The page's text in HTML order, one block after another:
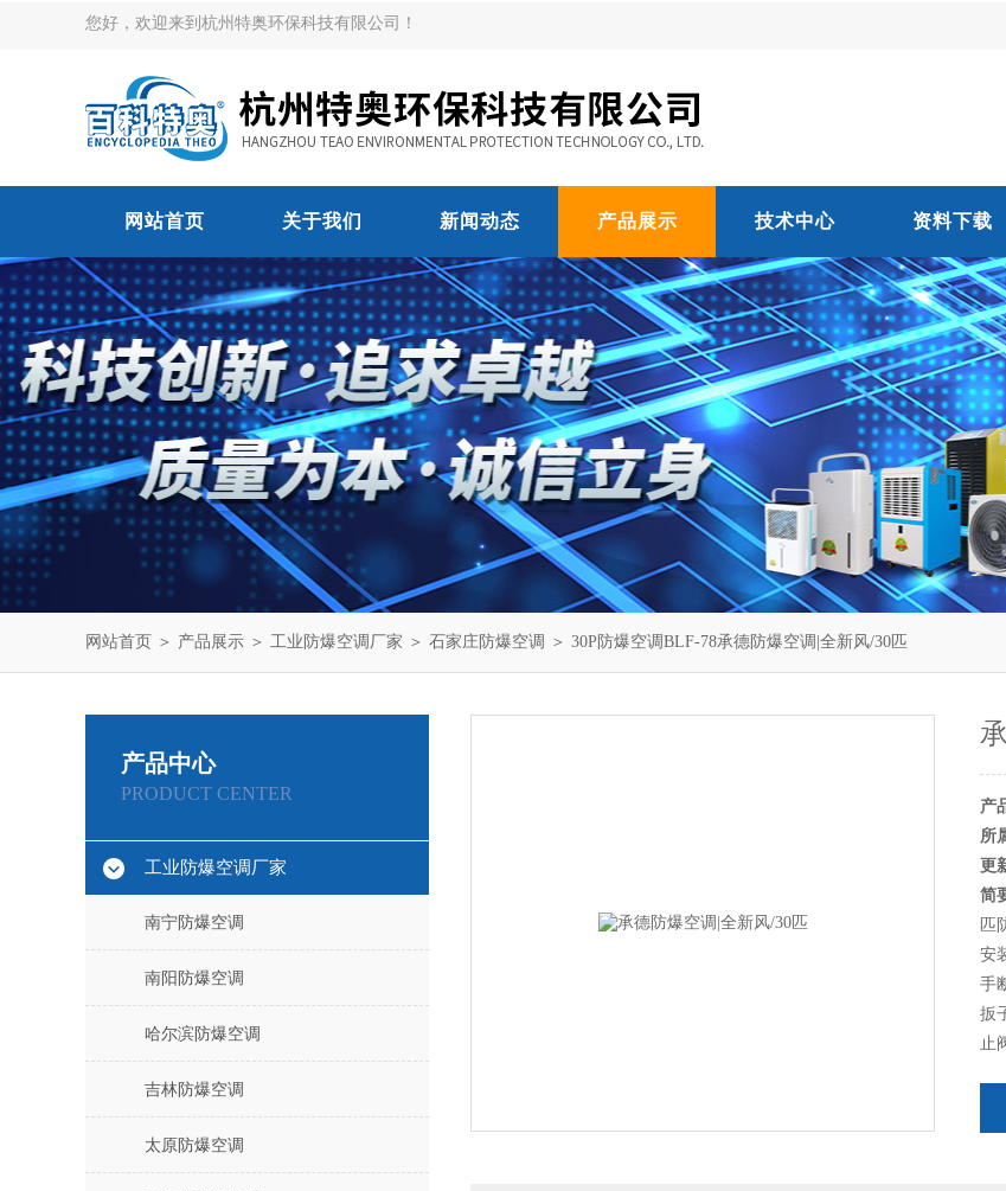
您好，欢迎来到杭州特奥环保科技有限公司！
网站首页 关于我们 新闻动态 产品展示 技术中心 资料下载
网站首页 ＞ 产品展示 ＞ 工业防爆空调厂家 ＞ 石家庄防爆空调 ＞ 30P防爆空调BLF-78承德防爆空调|全新风/30匹
产品中心
PRODUCT CENTER
工业防爆空调厂家
南宁防爆空调
南阳防爆空调
哈尔滨防爆空调
吉林防爆空调
太原防爆空调
产
所
更
简
匹
安
手
扳
止